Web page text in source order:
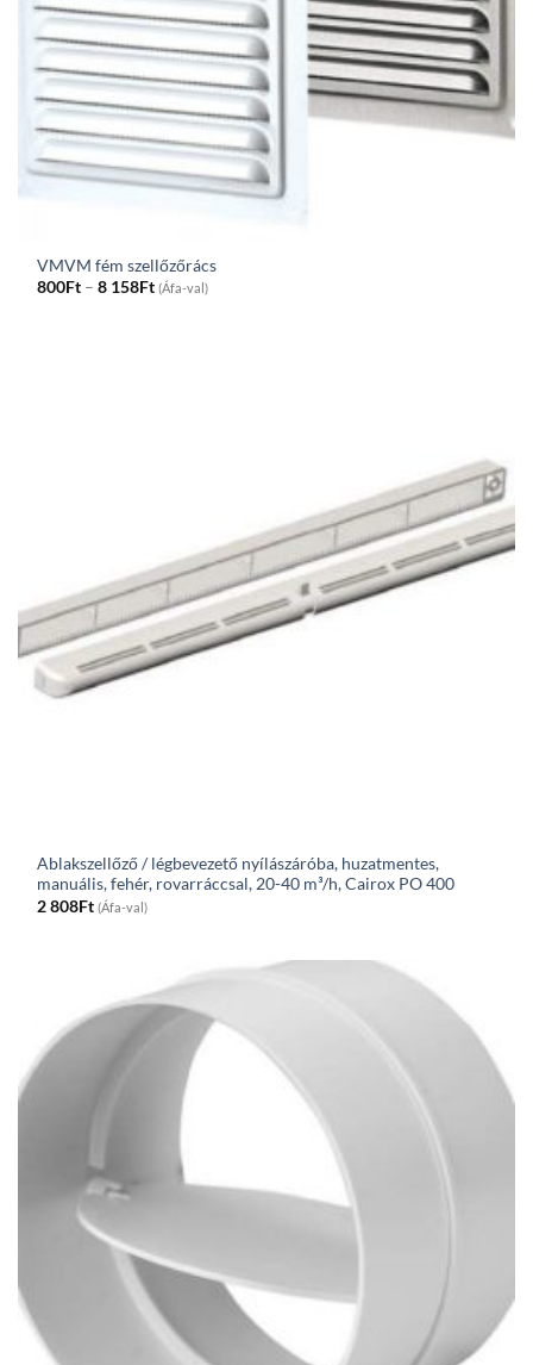
VMVM fém szellőzőrács
800Ft – 8 158FtPrice
range:
(Áfa-val)
Ablakszellőző / légbevezető nyílászáróba, huzatmentes,
manuális, fehér, rovarráccsal, 20-40 m³/h, Cairox PO 400
2 808Ft (Áfa-val)